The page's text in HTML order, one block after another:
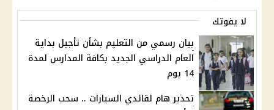
لا يفوتك
بيان رسمي من التعليم بشأن تأجيل بداية
العام الدراسي الجديد بكافة المدارس لمدة
14 يوم
تحذير هام لقائدي السيارات .. سحب الرخصة